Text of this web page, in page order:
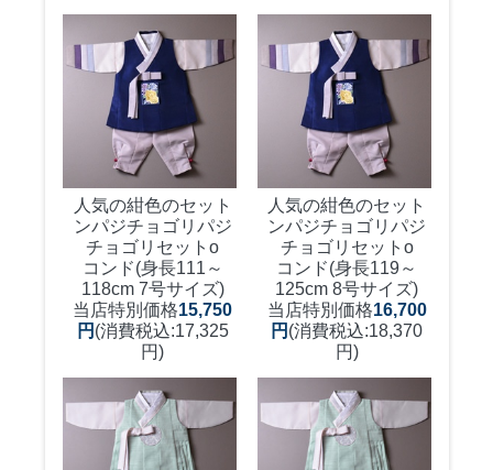
人気の紺色のセット
ンパジチョゴリ パジ
チョゴリセットo
コンド(身長111～
118cm 7号サイズ)
当店特別価格15,750
円 (消費税込:17,325
円)
人気の紺色のセット
ンパジチョゴリパジ
チョゴリセットo
コンド(身長119～
125cm 8号サイズ)
当店特別価格16,700
円 (消費税込:18,370
円)